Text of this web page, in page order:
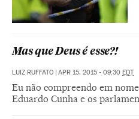
Mas que Deus é esse?!
LUIZ RUFFATO | APR 15, 2015 - 09:30 EDT
Eu não compreendo em
Eduardo Cunha e os